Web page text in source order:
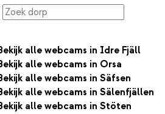
alle webcams in Idre Fjäll
alle webcams in Orsa
alle webcams in Säfsen
alle webcams in Sälenfjällen
alle webcams in Stöten